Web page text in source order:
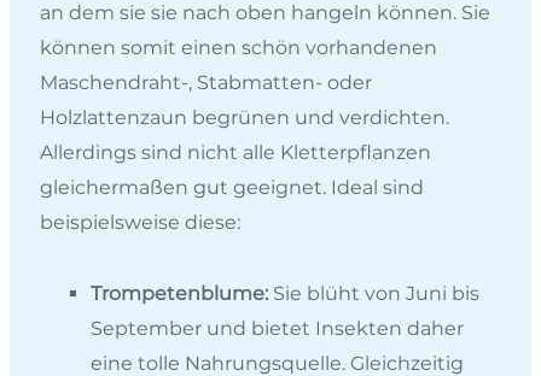
an dem sie sie nach oben hangeln können. Sie
können somit einen schön vorhandenen
Maschendraht-, Stabmatten- oder
Holzlattenzaun begrünen und verdichten.
Allerdings sind nicht alle Kletterpflanzen
gleichermaßen gut geeignet. Ideal sind
beispielsweise diese:
Trompetenblume: Sie blüht von Juni bis
September und bietet Insekten daher
eine tolle Nahrungsquelle. Gleichzeitig